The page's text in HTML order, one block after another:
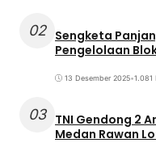
02 Sengketa
Pengelolaan
13 Desember 2025•1.081
03 TNI Gendong 2
Medan Rawan